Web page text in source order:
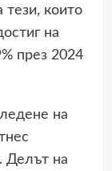
тези, които
на
през 2024
на
Делът на